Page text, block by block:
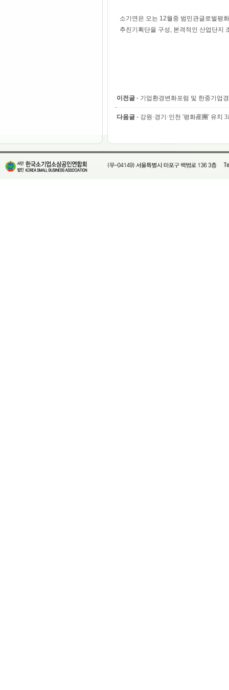
소기연은 오는 12월중 범민관글로벌평
추진기획단을 구성, 본격적인 산업단지
이전글 - 기업환경변화포럼 및 한중기업
다음글 - 강원·경기·인천 '평화産團' 유치